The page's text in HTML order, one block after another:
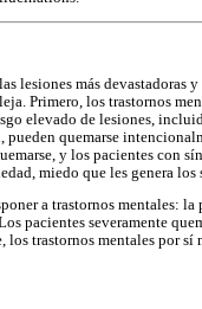
lesiones más
Primero, los trastornos
elevado de lesiones,
pueden quemarse
y los pacientes con
miedo que les genera los
a trastornos mentales:
pacientes severamente
los trastornos mentales por